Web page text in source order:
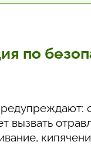
по
вызвать